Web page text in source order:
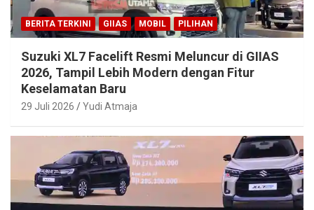
BERITA TERKINI GIIAS MOBIL PILIHAN
Suzuki XL7 Facelift Resmi Meluncur di GIIAS
2026, Tampil Lebih Modern dengan Fitur
Keselamatan Baru
29 Juli 2026 Yudi Atmaja